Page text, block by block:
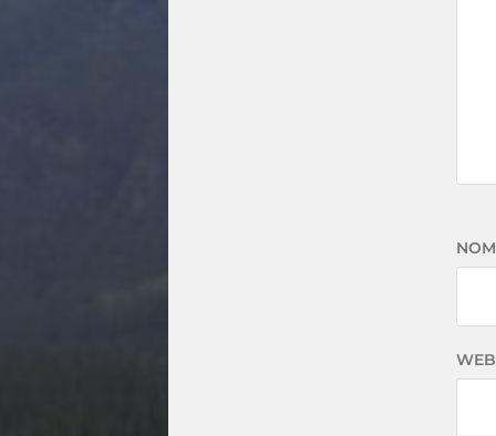
WEB